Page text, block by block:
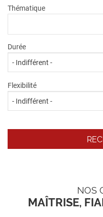
Thématique
Durée
Flexibilité
NOS
MAÎTRISE,